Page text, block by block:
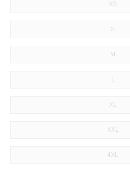
XS
S
M
L
XL
XXL
4XL